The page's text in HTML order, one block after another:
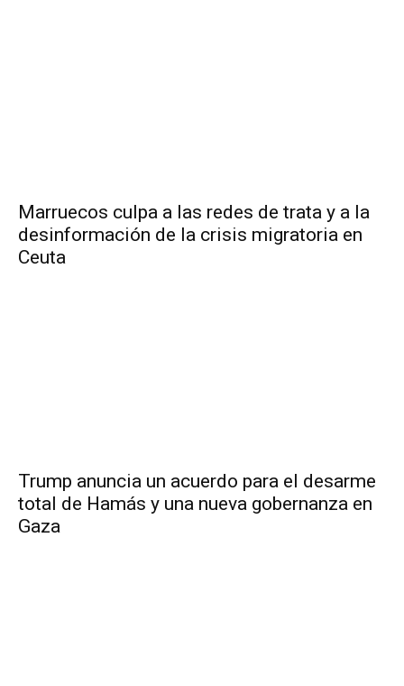
Marruecos culpa a las redes de trata y a la
desinformación de la crisis migratoria en
Ceuta
Trump anuncia un acuerdo para el desarme
total de Hamás y una nueva gobernanza en
Gaza